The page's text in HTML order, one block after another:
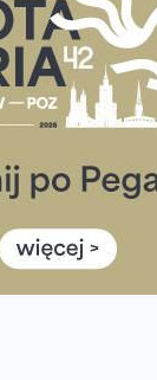
nami Nocny
Wszystko, co
– jak
jeszcze wolne
którzy
cardio bez